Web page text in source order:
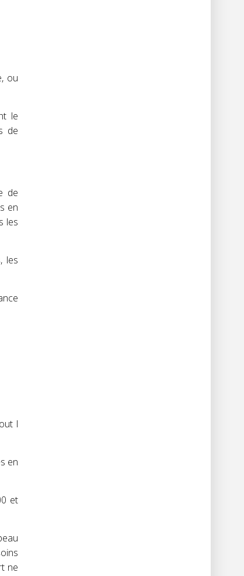
ou
le
de
de
en
les
les
l
en
et
ne